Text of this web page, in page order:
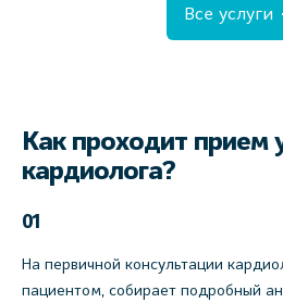
Все услуги
Как проходит прием
кардиолога?
01
На первичной консультации
пациентом, собирает подробный